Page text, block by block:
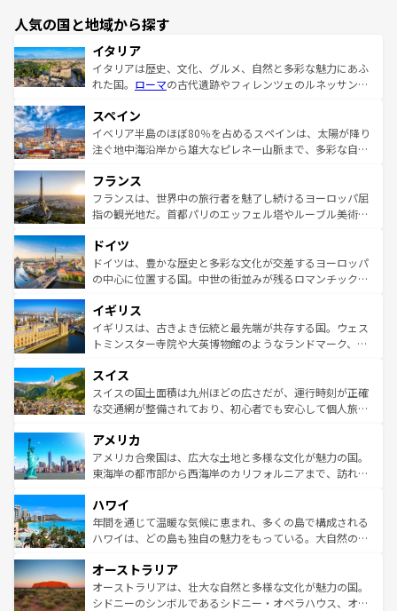
人気の国と地域から探す
イタリア
イタリアは歴史、文化、グルメ、自然と多彩な魅力にあふ
れた国。 ローマの古代遺跡やフィレンツェのルネッサンス
ろん、トスカーナの美しい田園風景やアマルフィ海岸の絶
景など、自然景観も見逃せない。観光の合間には、本場の
ピザやパスタなど、絶品のイタリア料理を堪能することも
ませてくれるイタリアで、忘れられない旅をしてみよう！
なお、新着のイタリア情報はコンテンツ一覧 を参照してほ
しい。
スペイン
イベリア半島のほぼ80％を占めるスペインは、太陽が降り
注ぐ地中海沿岸から雄大なピレネー山脈まで、多彩な自然
文化が根付くこの国では、情熱的なフラメンコ、熱気あふ
れる闘牛、そして美味しいタパスが生活の一部となってい
る。首都マドリードの洗練された雰囲気や、バルセロナの
の城塞都市、穏やかなビーチリゾートまで多彩な表情を見
せる。地方によって風土や気候が異なるスペインはその個
性で訪れる人を魅了する。 なお、新着のスペイン情報はコ
フランス
フランスは、世界中の旅行者を魅了し続けるヨーロッパ屈
指の観光地だ。首都パリのエッフェル塔やルーブル美術館
で、幅広い魅力が詰まっている。華麗な宮殿、歴史的な大
聖堂、美しいビーチ、そして豊かな自然が、訪れる者を心
から魅了する。また、フランスは美食の国としても知ら
いる。シャンパンの発祥地であるランス、プロヴァンスの
香り高いラベンダー畑など、多彩な楽しみ方が可能だ。さ
らに、パリ以外の地域にも魅力が溢れており、どの街角に
れる地方に足を運ぶとそれぞれで全く異なる文化を体験で
きるだろう。 なお、新着のフランス情報はコンテンツ一覧
を参照してほしい。
ドイツ
ドイツは、豊かな歴史と多彩な文化が交差するヨーロッパ
の中心に位置する国。中世の街並みが残るロマンチック街
顔を持つこの国は、どこを歩いても飽きることがない。ベ
ルリンの文化的活気、バイエルン州のアルプスの絶景、そ
してライン川沿いのワイン畑といった風景は必見。ビール
は、お酒好きな人にはぜひ体験してほしい。 なお、新着の
ドイツ情報はコンテンツ一覧を参照してほしい。
イギリス
イギリスは、古きよき伝統と最先端が共存する国。ウェス
トミンスター寺院や大英博物館のようなランドマーク、歴
リアごとに異なる魅力がある。また、優雅なアフタヌーン
ティー、ビール好きにはたまらない英国パブ、サッカー観
戦など、本場だからこそできる体験も豊富。イギリスを旅
ンツ一覧を参照してほしい。
スイス
スイスの国土面積は九州ほどの広さだが、運行時刻が正確
な交通網が整備されており、初心者でも安心して個人旅行
の建物がそのまま残る町や、スイスならではのユニークな
博物館もあり、アルプス観光だけでなく町歩きも満喫する
ことができる。国民の所得が高いため物価も高いが、旅行
ば市内交通費無料で観光を楽しむこともできる。 なお、新
着のスイス情報はコンテンツ一覧 を参照してほしい。
アメリカ
アメリカ合衆国は、広大な土地と多様な文化が魅力の国。
東海岸の都市部から西海岸のカリフォルニアまで、訪れる
のような巨大都市は、観光、ショッピング、エンターテイ
ンメントが詰まった刺激的なスポットだ。一方、アメリカ
西部には大自然が広がり、グランドキャニオンやイエロー
部のニューオーリンズでは、音楽と美食が融合した独特の
文化が魅力。旅行者はアメリカの各地域で異なる魅力を楽
しみながら、その多様性と豊かな歴史を感じることができ
ハワイ
年間を通じて温暖な気候に恵まれ、多くの島で構成される
ハワイは、どの島も独自の魅力をもっている。大自然の神
ワイ島は見逃せない。また、定番の観光地といえばオアフ
島だが、静かな自然を求めるならマウイ島やカウアイ島が
おすすめ。エメラルドグリーンに輝く海をはじめ、豊かな
オーストラリア
オーストラリアは、壮大な自然と多様な文化が魅力の国。
シドニーのシンボルであるシドニー・オペラハウス、オー